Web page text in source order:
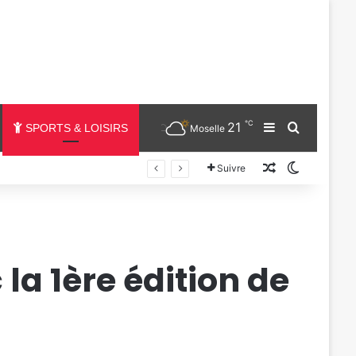
SPORTS & LOISIRS Moselle 21℃ SidebarChercher
Suivre Un article au
1ère édition de